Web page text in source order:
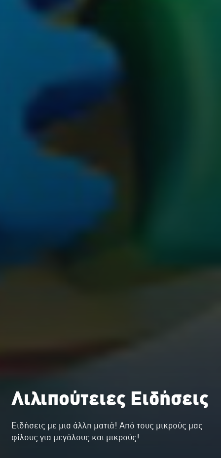
Λιλιπούτειες Ειδήσεις
Ειδήσεις με μια άλλη ματιά! Από τους μικρούς μας
φίλους για μεγάλους και μικρούς!